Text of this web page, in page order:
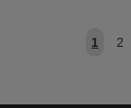
1 2